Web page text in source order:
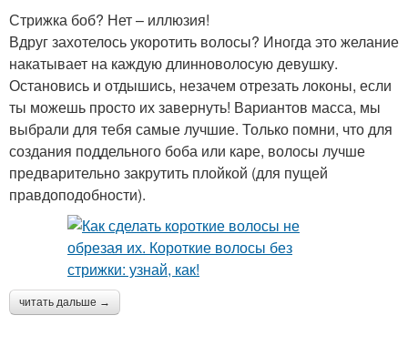
Стрижка боб? Нет – иллюзия!
Вдруг захотелось укоротить волосы? Иногда это желание
накатывает на каждую длинноволосую девушку.
Остановись и отдышись, незачем отрезать локоны, если
ты можешь просто их завернуть! Вариантов масса, мы
выбрали для тебя самые лучшие. Только помни, что для
создания поддельного боба или каре, волосы лучше
предварительно закрутить плойкой (для пущей
правдоподобности).
читать дальше →